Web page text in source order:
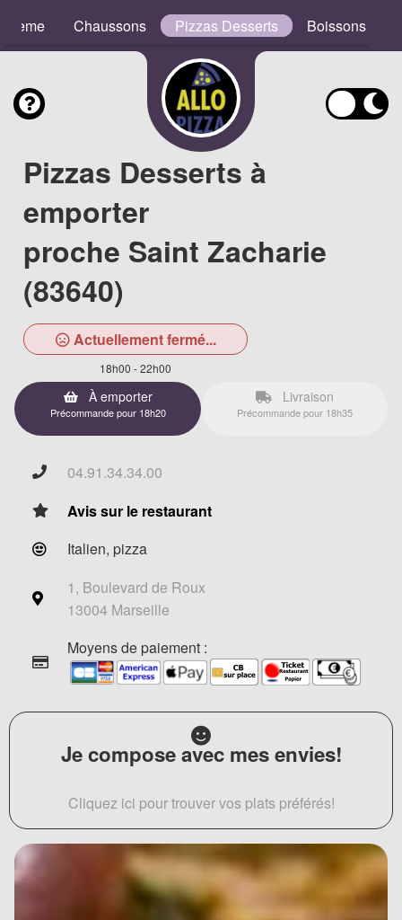
Chaussons Pizzas Desserts Boissons
Pizzas Desserts à
emporter
proche Saint Zacharie
(83640)
Actuellement fermé...
18h00 - 22h00
À emporter
Précommande pour 18h20
Livraison
Précommande pour 18h35
04.91.34.34.00
Avis sur le restaurant
Italien, pizza
1, Boulevard de Roux
13004 Marseille
Moyens de paiement :
Je compose avec mes envies!
Cliquez ici pour trouver vos plats préférés!